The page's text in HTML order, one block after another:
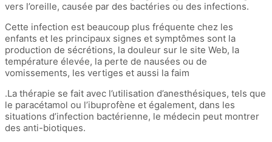
vers l’oreille, causée par des bactéries ou des infections.
Cette infection est beaucoup plus fréquente chez les
enfants et les principaux signes et symptômes sont la
production de sécrétions, la douleur sur le site Web, la
température élevée, la perte de nausées ou de
vomissements, les vertiges et aussi la faim
.La thérapie se fait avec l’utilisation d’anesthésiques, tels que
le paracétamol ou l’ibuprofène et également, dans les
situations d’infection bactérienne, le médecin peut montrer
des anti-biotiques.